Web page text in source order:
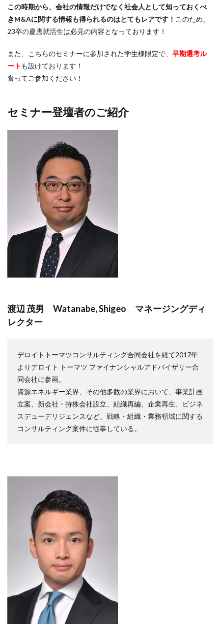
この時期から、会社の情報だけでなく社会人として知っておくべ
きM&Aに関する情報も得られるのはとてもレアです！ このため、
23卒の慶應就活生は必見の内容となっております！
また、こちらのセミナーに参加された学生様限定で、 早期選考ル
ート も設けております！
奮ってご参加ください！
セミナー登壇者のご紹介
渡辺 茂男 Watanabe, Shigeo マネージングディ
レクター
デロイトトーマツコンサルティング合同会社を経て2017年
よりデロイト トーマツ ファイナンシャルアドバイザリー合
同会社に参画。
資源エネルギー業界、その他多数の業界において、事業計画
立案、新会社・持株会社設立、組織再編、企業再生、ビジネ
スデューデリジェンスなど、戦略・組織・業務領域に関する
コンサルティング案件に従事している。